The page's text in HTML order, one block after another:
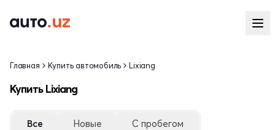
Главная Купить автомобиль Lixiang
Купить Lixiang
Все Новые С пробегом